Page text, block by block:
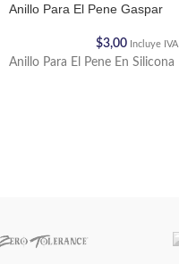
Anillo Para El Pene Gaspar
$3,00 Incluye IVA
Anillo Para El Pene En Silicona